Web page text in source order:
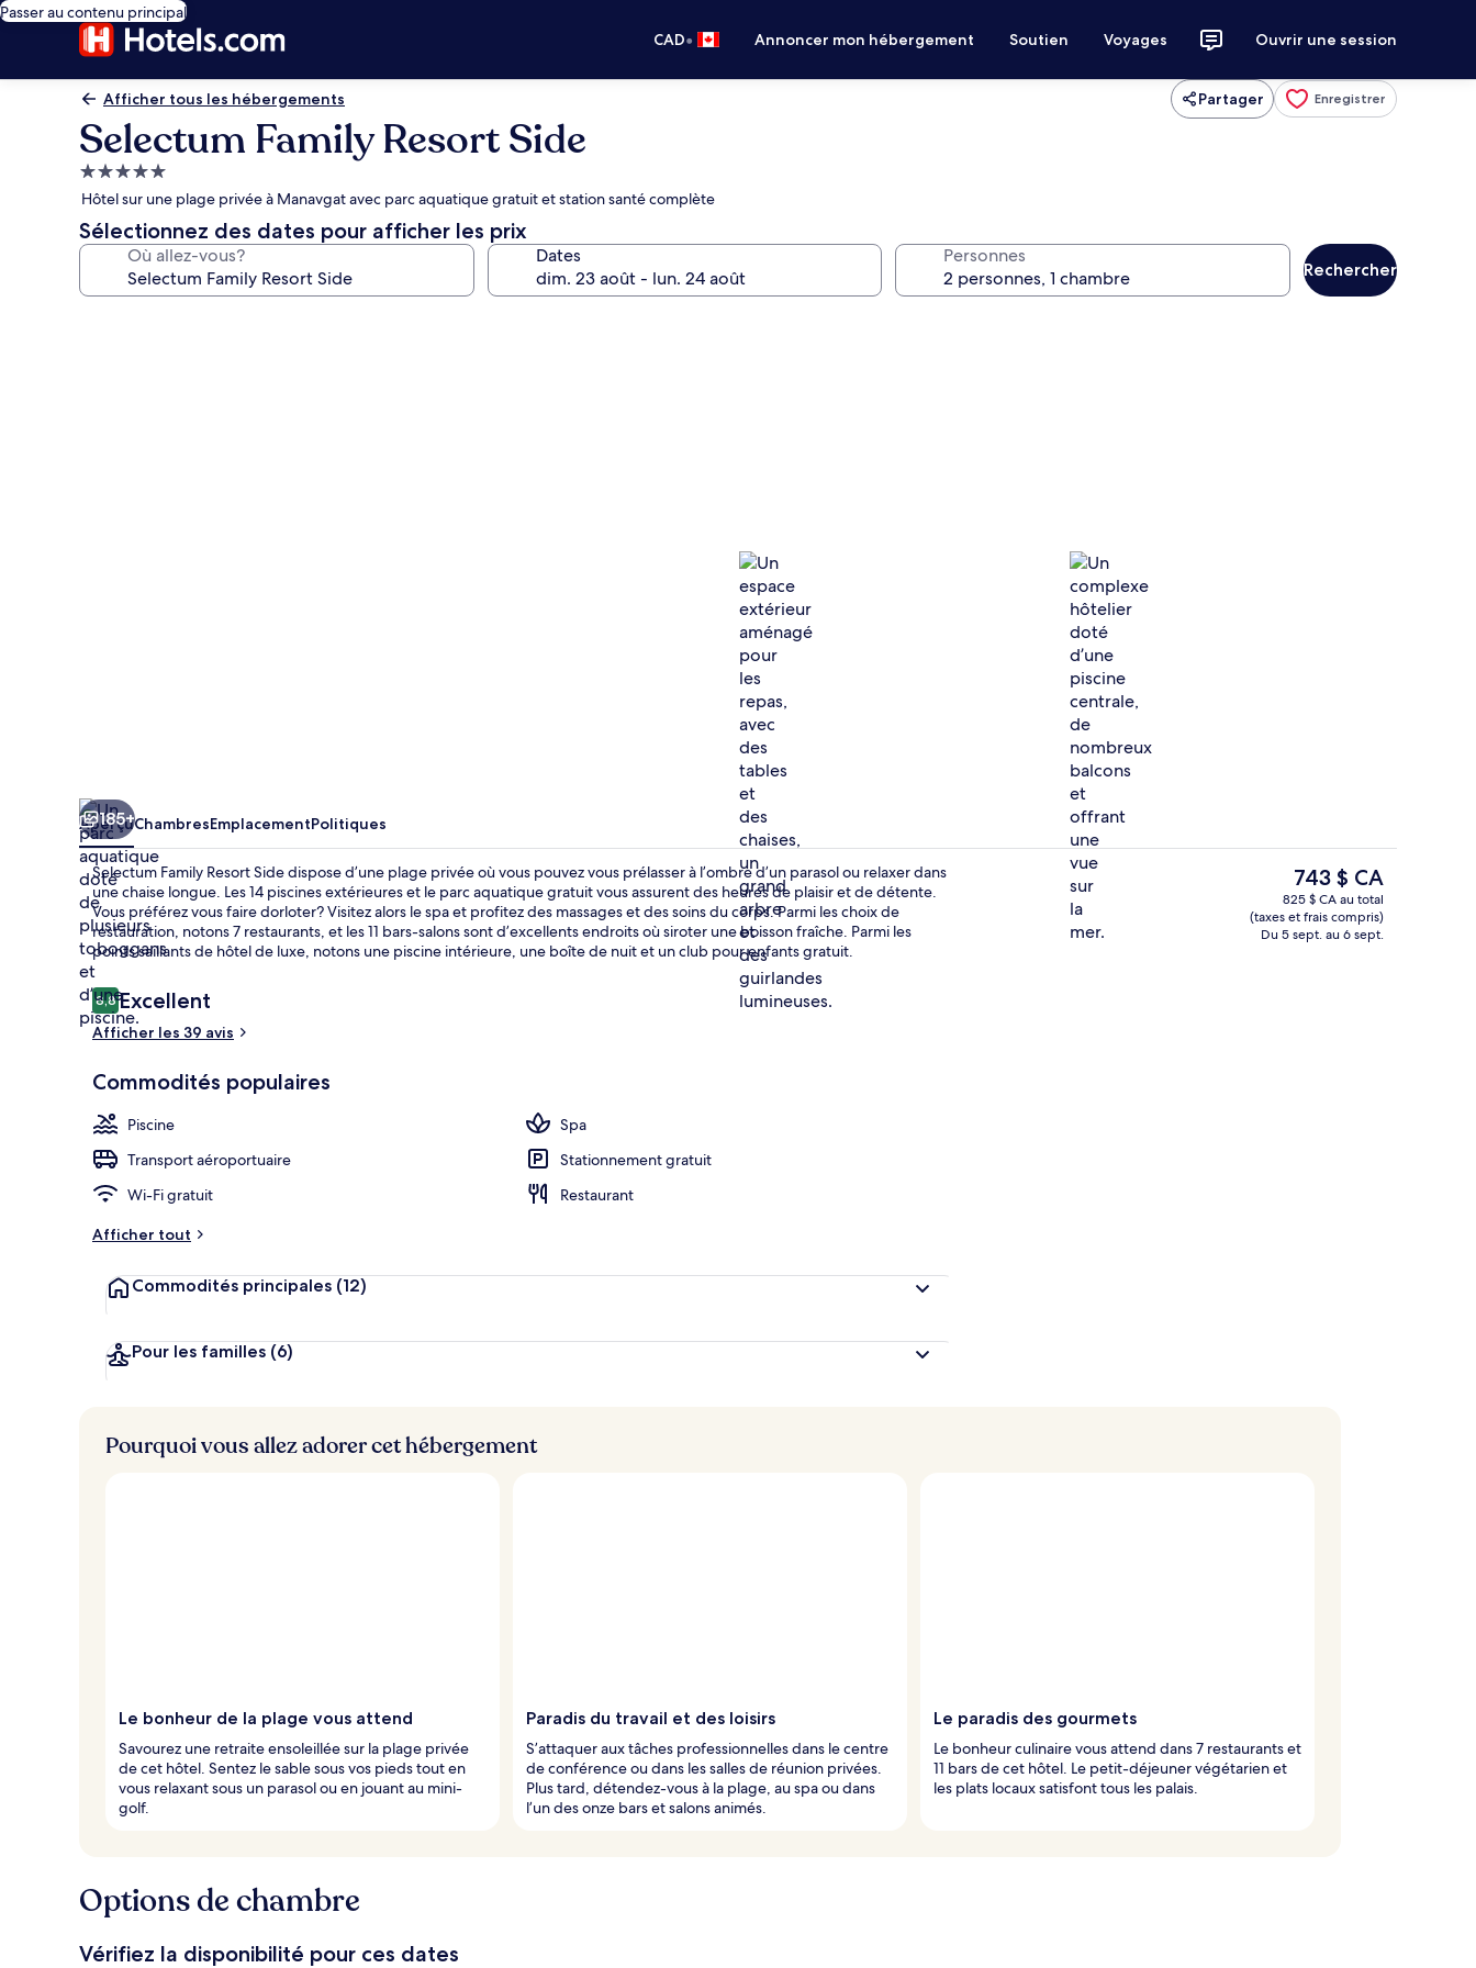
Passer au contenu principal
CAD• Annoncer mon hébergement Soutien Voyages Ouvrir une session
Afficher tous les hébergements Partager Enregistrer
Selectum Family Resort Side
Hébergement
5.0 étoiles
Hôtel sur une plage privée à Manavgat avec parc aquatique gratuit et station santé complète
Sélectionnez des dates pour afficher les prix
Où allez-vous? Dates Personnes
Rechercher
7 restaurants servant le déjeuner, le dîner et le souper
Réception Réception
185+
AperçuChambresEmplacementPolitiques
Selectum Family Resort Side dispose d’une plage privée où vous pouvez vous prélasser à l’ombre d’un parasol ou relaxer dans
une chaise longue. Les 14 piscines extérieures et le parc aquatique gratuit vous assurent des heures de plaisir et de détente.
Vous préférez vous faire dorloter? Visitez alors le spa et profitez des massages et des soins du corps. Parmi les choix de
restauration, notons 7 restaurants, et les 11 bars-salons sont d’excellents endroits où siroter une boisson fraîche. Parmi les
points saillants de hôtel de luxe, notons une piscine intérieure, une boîte de nuit et un club pour enfants gratuit.
Avis
8,88,8 sur 10 –
Excellent
Afficher les 39 avis
Commodités populaires
Piscine
Spa
Transport aéroportuaire
Stationnement gratuit
Wi-Fi gratuit
Restaurant
Afficher tout
Commodités principales (12)
Pour les familles (6)
Le
prix
actuel
est
743 $ CA
825 $ CA au total
(taxes et frais compris)
Du 5 sept. au 6 sept.
Pourquoi vous allez adorer cet hébergement
Le bonheur de la plage vous attend
Savourez une retraite ensoleillée sur la plage privée
de cet hôtel. Sentez le sable sous vos pieds tout en
vous relaxant sous un parasol ou en jouant au mini-
golf.
Paradis du travail et des loisirs
S’attaquer aux tâches professionnelles dans le centre
de conférence ou dans les salles de réunion privées.
Plus tard, détendez-vous à la plage, au spa ou dans
l’un des onze bars et salons animés.
Le paradis des gourmets
Le bonheur culinaire vous attend dans 7 restaurants et
11 bars de cet hôtel. Le petit-déjeuner végétarien et
les plats locaux satisfont tous les palais.
Options de chambre
Vérifiez la disponibilité pour ces dates